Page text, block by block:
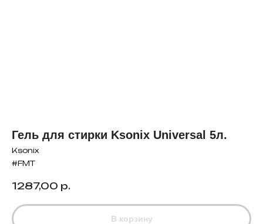
Гель для стирки Ksonix Universal 5л.
Ksonix
#FMT
1287,00 р.
В корзину